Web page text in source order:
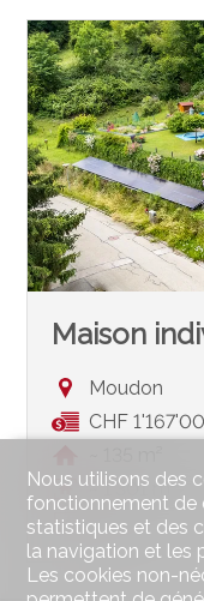
Maison
Moudon
CHF
~ 1'301 m²
5.5
Nous utilisons des
fonctionnement de
statistiques et des
la navigation et les
Les cookies non-